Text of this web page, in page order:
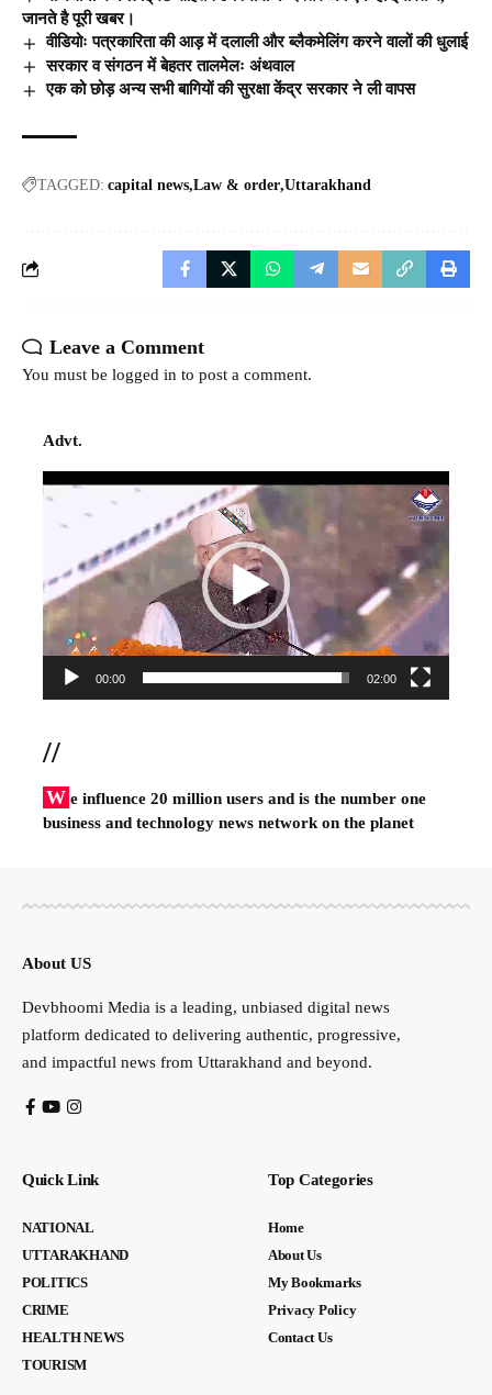
जानते है पूरी खबर।
वीडियोः पत्रकारिता की आड़ में दलाली और ब्लैकमेलिंग करने वालों की धुलाई
सरकार व संगठन में बेहतर तालमेलः अंथवाल
एक को छोड़ अन्य सभी बागियों की सुरक्षा केंद्र सरकार ने ली वापस
TAGGED: capital news Law & order Uttarakhand
Leave a Comment
You must be logged in to post a comment.
Advt.
Video
00:00 02:00
//
W e influence 20 million users and is the number one
business and technology news network on the planet
About US
Devbhoomi Media is a leading, unbiased digital news
platform dedicated to delivering authentic, progressive,
and impactful news from Uttarakhand and beyond.
Quick Link
NATIONAL
UTTARAKHAND
POLITICS
CRIME
HEALTH NEWS
TOURISM
Top Categories
Home
About Us
My Bookmarks
Privacy Policy
Contact Us